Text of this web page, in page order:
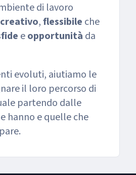
di lavoro
creativo,flessibile che
eopportunità da
evoluti, aiutiamo le
il loro percorso di
partendo dalle
hanno e quelle che